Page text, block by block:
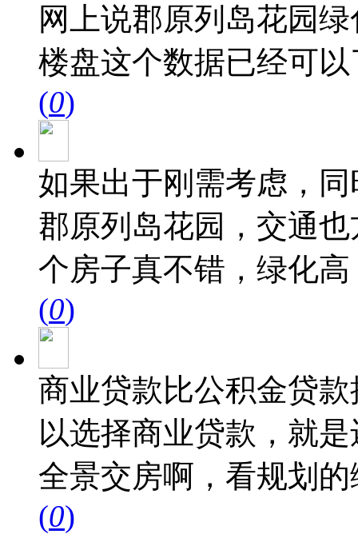
网上说郡原列岛花园
楼盘这个数据已经可
(0)
如果出于刚需考虑，
郡原列岛花园，交通
个房子真不错，绿化
(0)
商业贷款比公积金贷
以选择商业贷款，就
全景交房啊，看规划
(0)